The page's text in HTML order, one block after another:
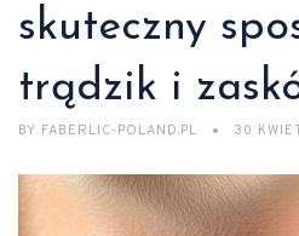
skuteczny
trądzik i
BY FABERLIC-POLAND.PL 30